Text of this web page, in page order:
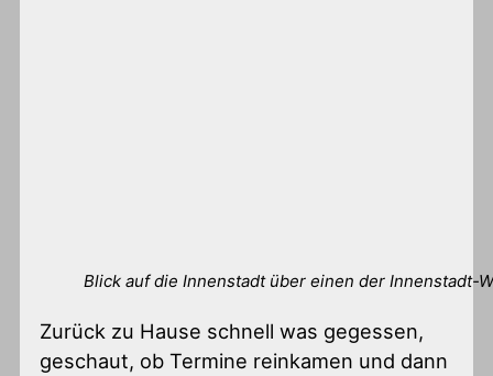
Blick auf die Innenstadt über einen der Innenstadt-
Zurück zu Hause schnell was gegessen,
geschaut, ob Termine reinkamen und dann